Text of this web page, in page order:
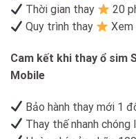
Thời gian thay
20
Quy trình thay
Cam kết khi thay ổ sim
Mobile
Bảo hành thay mới 1
Thay thế nhanh chóng